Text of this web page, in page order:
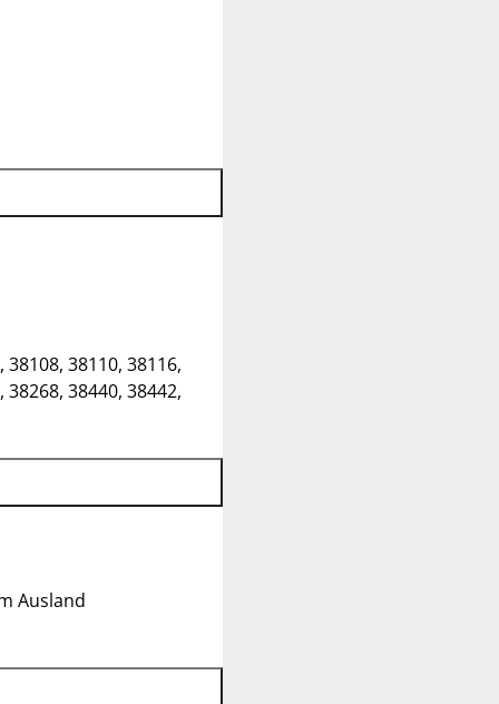
38108, 38110, 38116,
38268, 38440, 38442,
Ausland